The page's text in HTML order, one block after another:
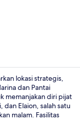
lokasi strategis,
dan Pantai
memanjakan diri pijat
Elaion, salah satu
malam. Fasilitas